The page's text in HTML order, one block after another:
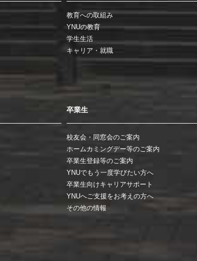
教育への取組み
YNUの教育
学生生活
キャリア・就職
卒業生
校友会・同窓会のご案内
ホームカミングデー等のご案内
卒業生登録等のご案内
YNUでもう一度学びたい方へ
卒業生向けキャリアサポート
YNUへご支援をお考えの方へ
その他の情報